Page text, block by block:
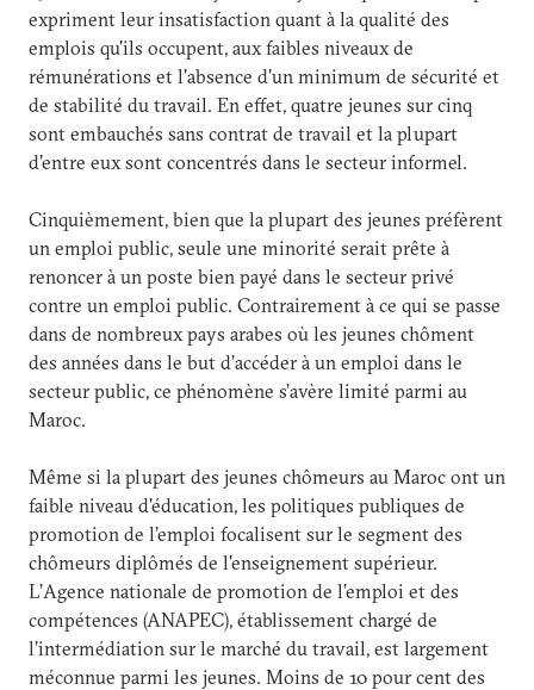
expriment leur insatisfaction quant à la qualité des
emplois qu'ils occupent, aux faibles niveaux de
rémunérations et l'absence d'un minimum de sécurité et
de stabilité du travail. En effet, quatre jeunes sur cinq
sont embauchés sans contrat de travail et la plupart
d'entre eux sont concentrés dans le secteur informel.
Cinquièmement, bien que la plupart des jeunes préfèrent
un emploi public, seule une minorité serait prête à
renoncer à un poste bien payé dans le secteur privé
contre un emploi public. Contrairement à ce qui se passe
dans de nombreux pays arabes où les jeunes chôment
des années dans le but d’accéder à un emploi dans le
secteur public, ce phénomène s’avère limité parmi au
Maroc.
Même si la plupart des jeunes chômeurs au Maroc ont un
faible niveau d'éducation, les politiques publiques de
promotion de l’emploi focalisent sur le segment des
chômeurs diplômés de l'enseignement supérieur.
L’Agence nationale de promotion de l’emploi et des
compétences (ANAPEC), établissement chargé de
l’intermédiation sur le marché du travail, est largement
méconnue parmi les jeunes. Moins de 10 pour cent des